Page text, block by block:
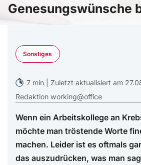
Genesungswünsche
Sonstiges
7 min | Zuletzt aktualisiert am
Redaktion working@office
Wenn ein Arbeitskollege an
möchte man tröstende Worte
machen. Leider ist es oftmals
das auszudrücken, was man